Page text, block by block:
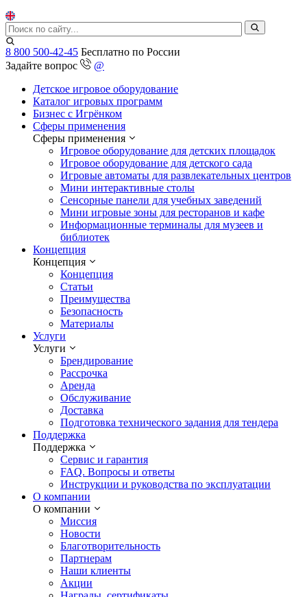
8 800 500-42-45 Бесплатно по России
Задайте вопрос
@
Детское игровое оборудование
Каталог игровых программ
Бизнес с Игрёнком
Сферы применения
Сферы применения
Игровое оборудование для детских площадок
Игровое оборудование для детского сада
Игровые автоматы для развлекательных центров
Мини интерактивные столы
Сенсорные панели для учебных заведений
Мини игровые зоны для ресторанов и кафе
Информационные терминалы для музеев и
библиотек
Концепция
Концепция
Концепция
Статьи
Преимущества
Безопасность
Материалы
Услуги
Услуги
Брендирование
Рассрочка
Аренда
Обслуживание
Доставка
Подготовка технического задания для тендера
Поддержка
Поддержка
Сервис и гарантия
FAQ. Вопросы и ответы
Инструкции и руководства по эксплуатации
О компании
О компании
Миссия
Новости
Благотворительность
Партнерам
Наши клиенты
Акции